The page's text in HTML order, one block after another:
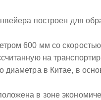
построен для
600 мм со
на
диаметра в Китае, в
в зоне